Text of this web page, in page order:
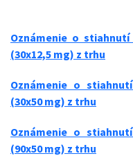
Oznámenie o
(30x12,5 mg) z trhu
Oznámenie o
(30x50 mg) z trhu
Oznámenie o
(90x50 mg) z trhu